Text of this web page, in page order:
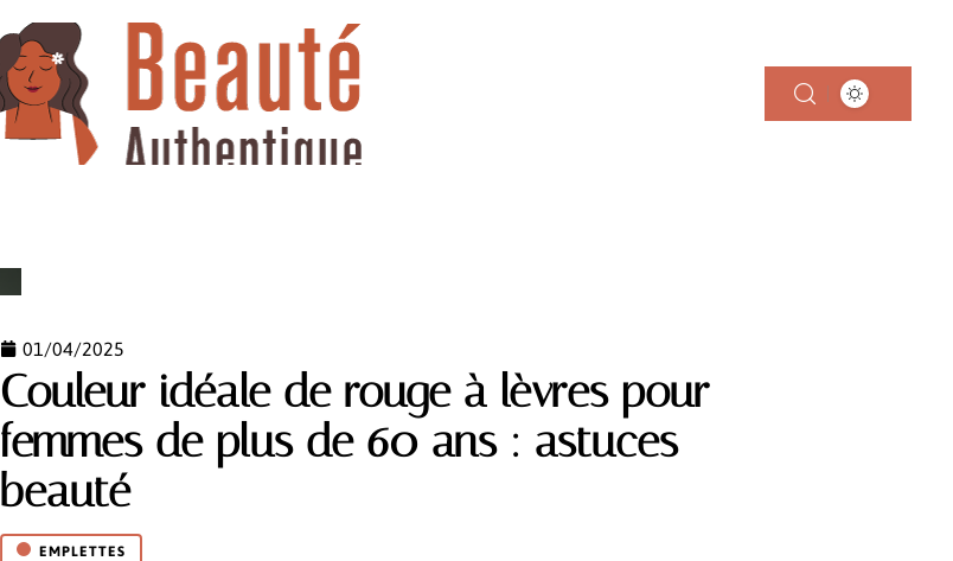
01/04/2025
Couleur idéale de rouge à lèvres pour
femmes de plus de 60 ans : astuces
beauté
EMPLETTES